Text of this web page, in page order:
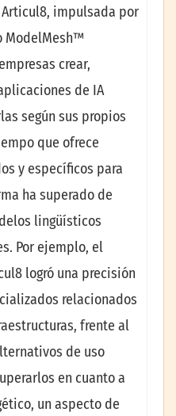
impulsada por
ModelMesh™
crear,
de IA
según sus propios
que ofrece
y específicos para
ha superado de
lingüísticos
Por ejemplo, el
logró una precisión
relacionados
frente al
de uso
en cuanto a
un aspecto de